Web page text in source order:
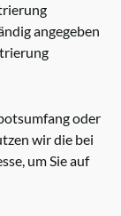
angegeben
oder
wir die bei
um Sie auf